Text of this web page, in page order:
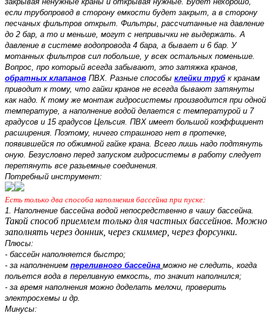
если трубопровод в сторону емкости будет закрыт, а в сторону
песчаных фильтров открыт. Фильтры, рассчитанные на давление
до 2 бар, а то и меньше, могут с непривычки не выдержать. А
давление в системе водопровода 4 бара, а бывает и 6 бар. У
мотанных фильтров сил побольше, у всех остальных поменьше.
Вопрос, про который всегда забывают, это затяжка кранов,
обратных клапанов ПВХ. Разные способы клейки трубк кранам
приводит к тому, что гайки кранов не всегда бывают затянуты
как надо. К тому же монтаж гидросистемы производится при одной
температуре, а наполнение водой делается с температурой и 7
градусов и 15 градусов Цельсия. ПВХ имеет большой коэффициент
расширения. Поэтому, ничего страшного нет в протечке,
появившейся по обжимной гайке крана. Всего лишь надо подтянуть
оную. Безусловно перед запуском гидросистемы в работу следует
перетянуть все разьемные соединения.
Потребный инструмент:
Есть только два способа наполнения бассейна при пуске:
1. Наполнение бассейна водой непосредственно в чашу бассейна.
Такой способ приемлем только для частных бассейнов. Можно
заполнять через донник, через скиммер, через форсунки.
Плюсы:
- бассейн наполняется быстро;
- за наполнением переливного бассейна можно не следить, когда
польется вода в переливную емкость, то значит наполнился;
- за время наполнения можно доделать мелочи, проверить
электросхемы и др.
Минусы: